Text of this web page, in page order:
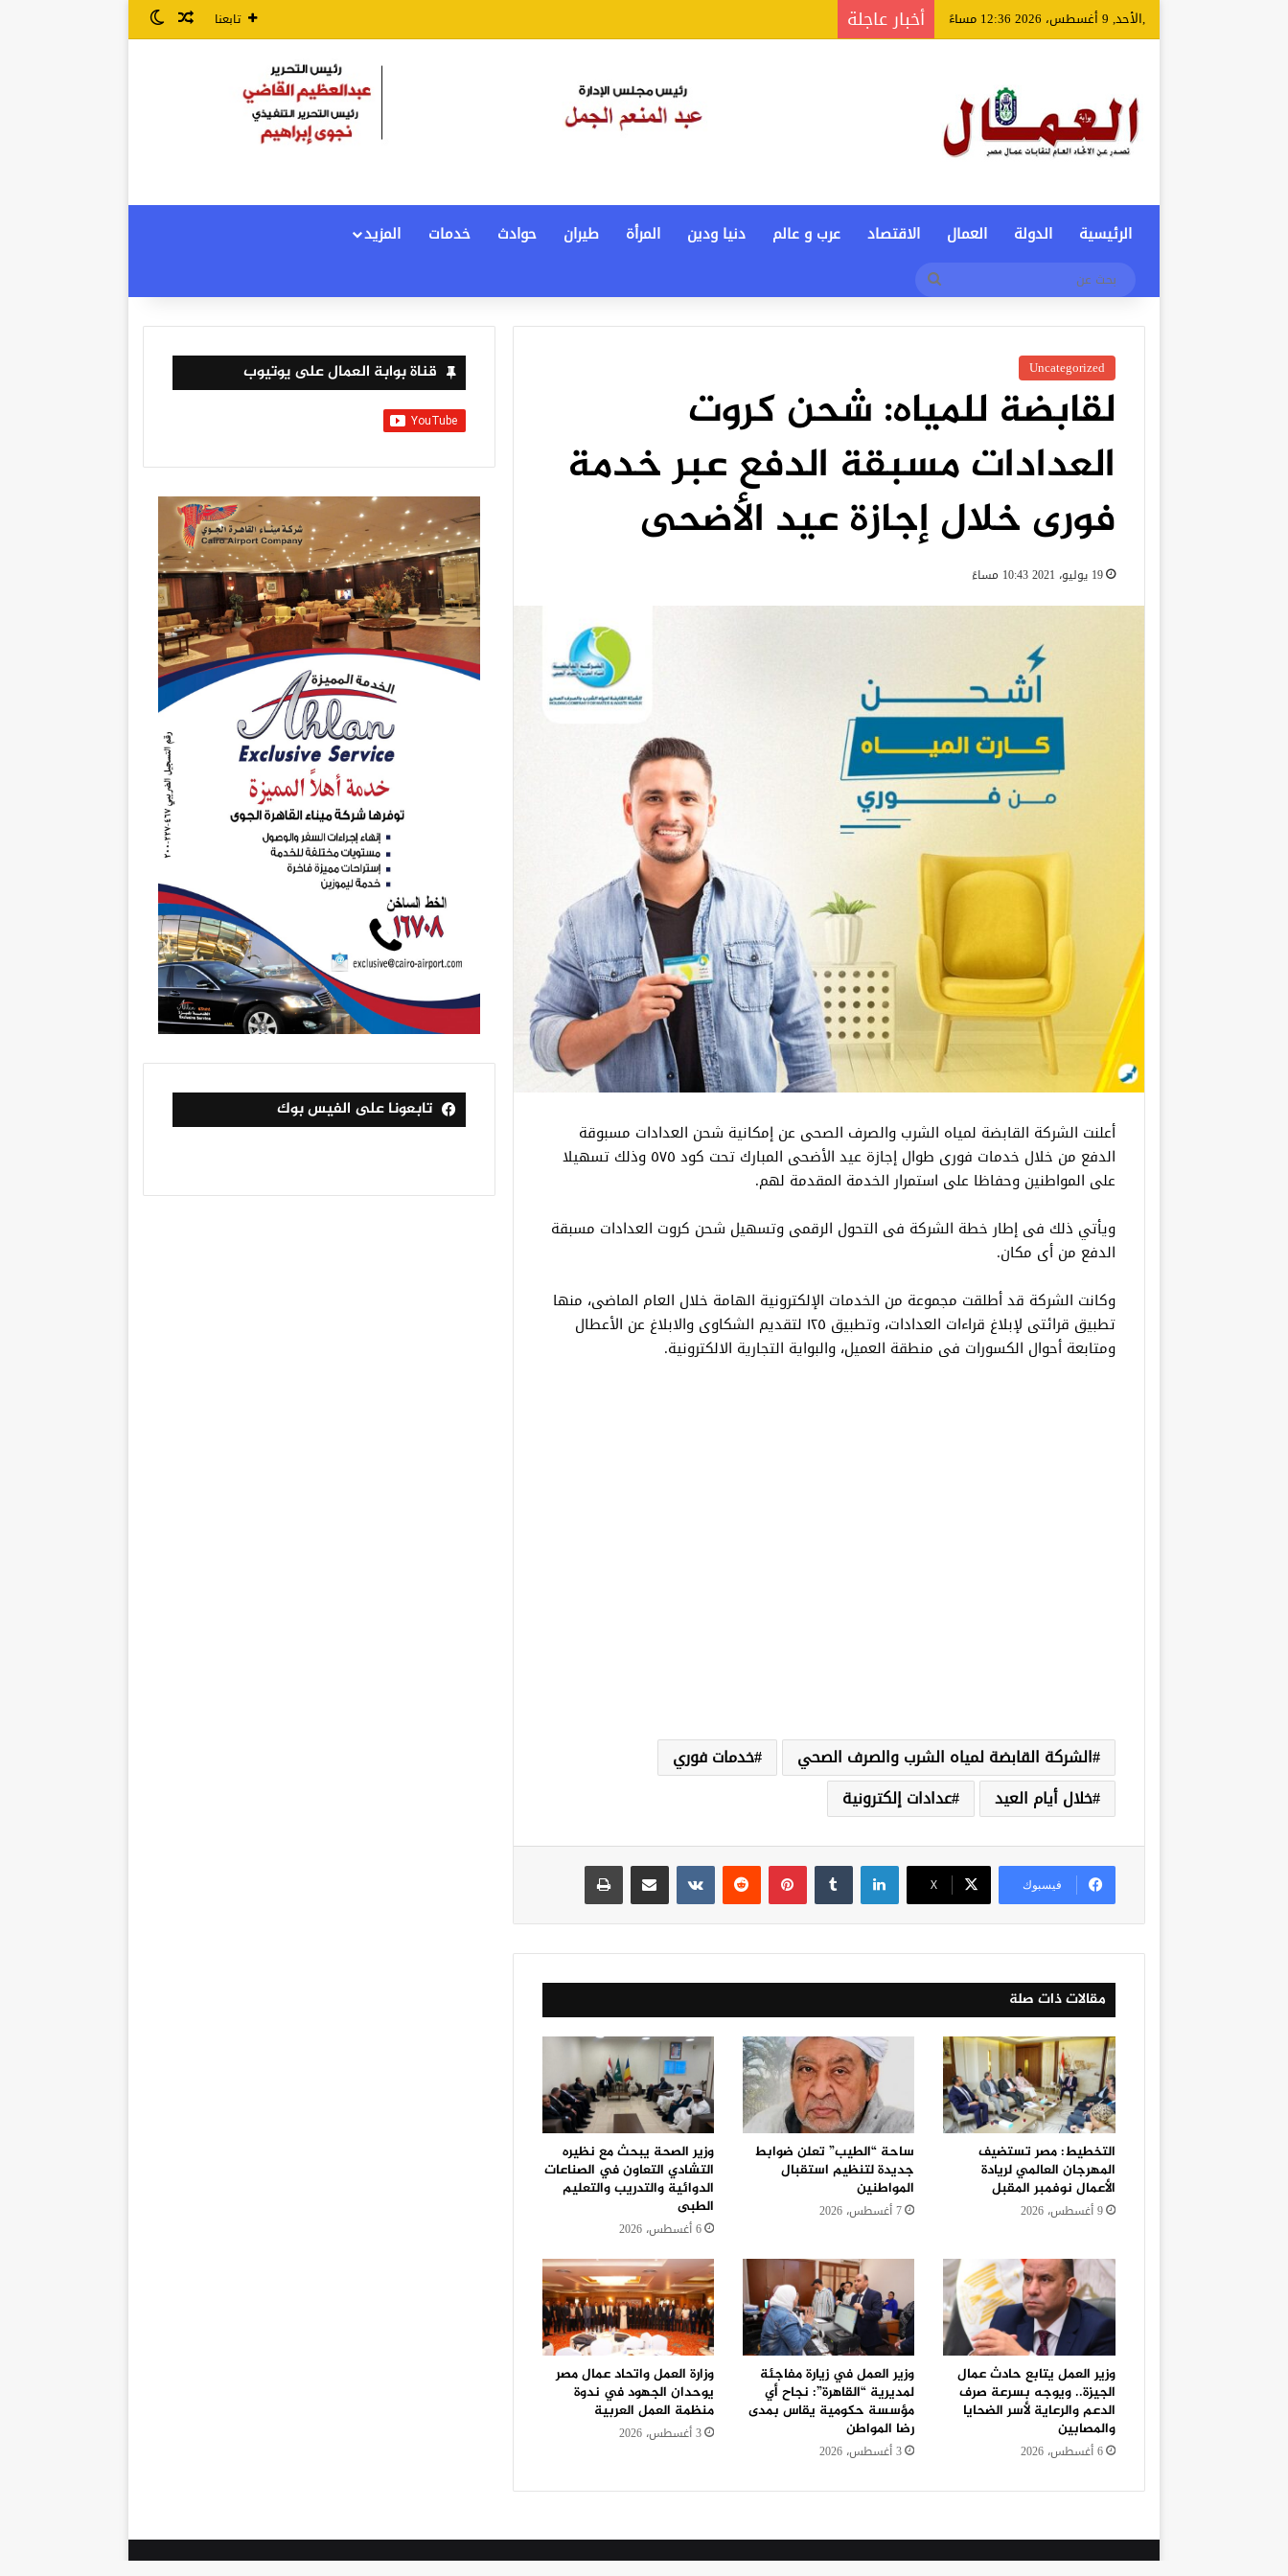
,الأحد, 9 أغسطس، 2026 12:36 مساءً أخبار عاجلة تابعنا مقال عشوائي
الوضع المظلم
الرئيسية الدولة العمال الاقتصاد عرب و عالم دنيا ودين المرأة طيران حوادث خدمات
المزيد
Uncategorized
لقابضة للمياه: شحن كروت
العدادات مسبقة الدفع عبر خدمة
فورى خلال إجازة عيد الأضحى
19 يوليو، 2021 10:43 مساءً
أعلنت الشركة القابضة لمياه الشرب والصرف الصحى عن إمكانية شحن العدادات مسبوقة
الدفع من خلال خدمات فورى طوال إجازة عيد الأضحى المبارك تحت كود ٥٧٥ وذلك تسهيلا
على المواطنين وحفاظا على استمرار الخدمة المقدمة لهم.
ويأتي ذلك فى إطار خطة الشركة فى التحول الرقمى وتسهيل شحن كروت العدادات مسبقة
الدفع من أى مكان.
وكانت الشركة قد أطلقت مجموعة من الخدمات الإلكترونية الهامة خلال العام الماضى، منها
تطبيق قرائتى لإبلاغ قراءات العدادات، وتطبيق ١٢٥ لتقديم الشكاوى والابلاغ عن الأعطال
ومتابعة أحوال الكسورات فى منطقة العميل، والبواية التجارية الالكترونية.
الشركة القابضة لمياه الشرب والصرف الصحي
خدمات فوري
خلال أيام العيد
عدادات إلكترونية
فيسبوك ‫X
لينكدإن بينتيريست
مقالات ذات صلة
التخطيط: مصر تستضيف
المهرجان العالمي لريادة
الأعمال نوفمبر المقبل
9 أغسطس، 2026
ساحة “الطيب” تعلن ضوابط
جديدة لتنظيم استقبال
المواطنين
7 أغسطس، 2026
وزير الصحة يبحث مع نظيره
التشادي التعاون في الصناعات
الدوائية والتدريب والتعليم
الطبى
6 أغسطس، 2026
وزير العمل يتابع حادث عمال
الجيزة.. ويوجه بسرعة صرف
الدعم والرعاية لأسر الضحايا
والمصابين
6 أغسطس، 2026
وزير العمل في زيارة مفاجئة
لمديرية “القاهرة”: نجاح أي
مؤسسة حكومية يقاس بمدى
رضا المواطن
3 أغسطس، 2026
وزارة العمل واتحاد عمال مصر
يوحدان الجهود في ندوة
منظمة العمل العربية
3 أغسطس، 2026
قناة بوابة العمال على يوتيوب
تابعونا على الفيس بوك